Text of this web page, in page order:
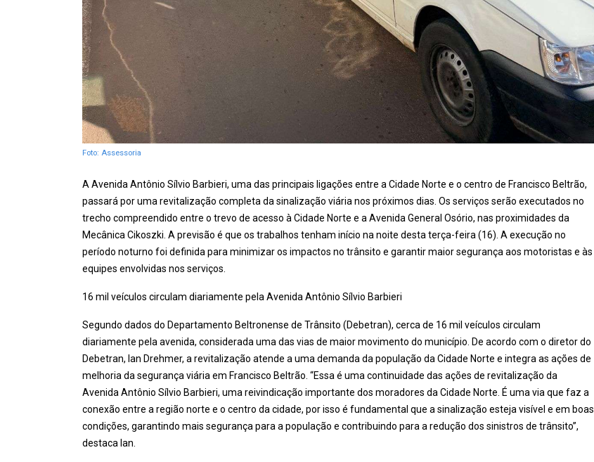
Foto: Assessoria
A Avenida Antônio Sílvio Barbieri, uma das principais ligações entre a Cidade Norte e o centro de Francisco Beltrão,
passará por uma revitalização completa da sinalização viária nos próximos dias. Os serviços serão executados no
trecho compreendido entre o trevo de acesso à Cidade Norte e a Avenida General Osório, nas proximidades da
Mecânica Cikoszki. A previsão é que os trabalhos tenham início na noite desta terça-feira (16). A execução no
período noturno foi definida para minimizar os impactos no trânsito e garantir maior segurança aos motoristas e às
equipes envolvidas nos serviços.
16 mil veículos circulam diariamente pela Avenida Antônio Sílvio Barbieri
Segundo dados do Departamento Beltronense de Trânsito (Debetran), cerca de 16 mil veículos circulam
diariamente pela avenida, considerada uma das vias de maior movimento do município. De acordo com o diretor do
Debetran, Ian Drehmer, a revitalização atende a uma demanda da população da Cidade Norte e integra as ações de
melhoria da segurança viária em Francisco Beltrão. “Essa é uma continuidade das ações de revitalização da
Avenida Antônio Sílvio Barbieri, uma reivindicação importante dos moradores da Cidade Norte. É uma via que faz a
conexão entre a região norte e o centro da cidade, por isso é fundamental que a sinalização esteja visível e em boas
condições, garantindo mais segurança para a população e contribuindo para a redução dos sinistros de trânsito”,
destaca Ian.